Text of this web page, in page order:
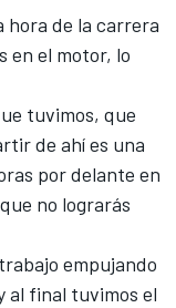
hora de la carrera
en el motor, lo
tuvimos, que
de ahí es una
por delante en
no lograrás
empujando
al final tuvimos el